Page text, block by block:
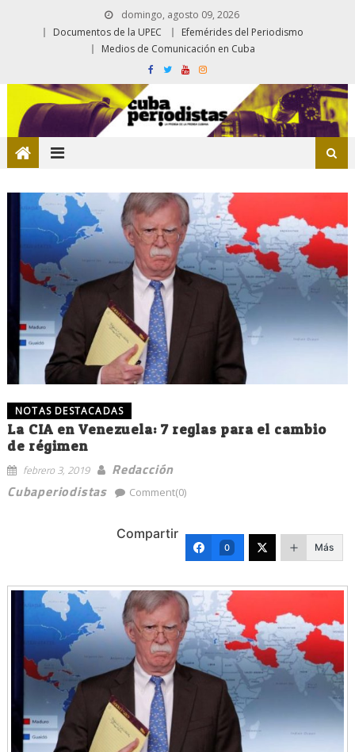
domingo, agosto 09, 2026
Documentos de la UPEC
Efemérides del Periodismo
Medios de Comunicación en Cuba
NOTAS DESTACADAS
La CIA en Venezuela: 7 reglas para el cambio
de régimen
febrero 3, 2019
Redacción
Cubaperiodistas
Comment(0)
Compartir
0 Más